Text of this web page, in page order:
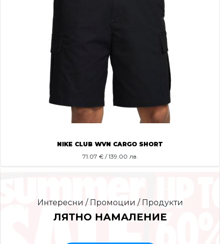
NIKE CLUB WVN CARGO SHORT
71.07 € / 139.00 лв.
Интересни / Промоции / Продукти
ЛЯТНО НАМАЛЕНИЕ